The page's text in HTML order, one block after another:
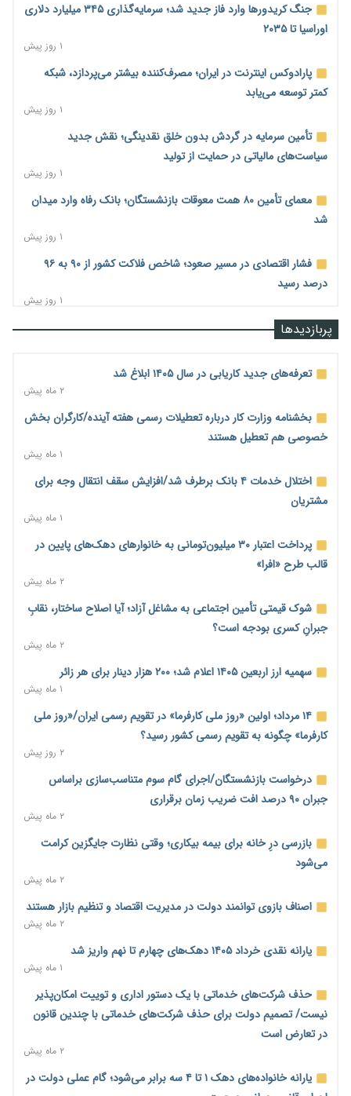
جنگ کریدورها وارد فاز جدید شد؛ سرمایه‌گذاری ۳۴۵ میلیارد دلاری
اوراسیا تا ۲۰۳۵
۱ روز پیش
پارادوکس اینترنت در ایران؛ مصرف‌کننده بیشتر می‌پردازد، شبکه
کمتر توسعه می‌یابد
۱ روز پیش
تأمین سرمایه در گردش بدون خلق نقدینگی؛ نقش جدید
سیاست‌های مالیاتی در حمایت از تولید
۱ روز پیش
معمای تأمین ۸۰ همت معوقات بازنشستگان؛ بانک رفاه وارد میدان
شد
۱ روز پیش
فشار اقتصادی در مسیر صعود؛ شاخص فلاکت کشور از ۹۰ به ۹۶
درصد رسید
۱ روز پیش
رشد ۷۵ هزار میلیاردی بازار خرید اعتباری؛ فین‌تک‌ها وارد میدان
آغاز اجرای پایلوت «ردا کارت» برای دانشجویان تحصیلات تکمیلی
۱ روز پیش
محدودیت تازه برای شبکه بانکی؛ افزایش سپرده قانونی با هدف
کنترل تورم
۱ روز پیش
ترمز تولید خودرو کشیده شد؛ افت ۲۵ درصدی تیراژ ایران‌خودرو،
سایپا و پارس‌خودرو
۱ روز پیش
بنگاه‌داری بانک‌ها؛ مانع بزرگ خانه‌دار شدن مستأجران
نماینده مجلس: توسعه مرزهای زمینی به راهبرد تأمین کالاهای
اساسی تبدیل شود
۱ روز پیش
خانه کارگر قزوین: شکاف دستمزد و هزینه معیشت هر روز عمیق‌تر
می‌شود
۱ روز پیش
رئیس سازمان امور مالیاتی: بلاگرهای پردرآمد مشمول پرداخت
مالیات هستند
۱ روز پیش
پیش‌بینی افزایش تولید برنج؛ نیاز وارداتی کشور به ۵۰۰ هزار تن
کاهش می‌یابد
۱ روز پیش
امضای تفاهم‌نامه تجاری ایران و پاکستان؛ هدف‌گذاری تجارت ۱۰
اختیارات جدید گمرکات برای تمدید ورود موقت کالا و خودرو تا
پایان شهریور ابلاغ شد
۱ روز پیش
پربازدیدها
تعرفه‌های جدید کاریابی در سال ۱۴۰۵ ابلاغ شد
۲ ماه پیش
بخشنامه وزارت کار درباره تعطیلات رسمی هفته آینده/کارگران بخش
خصوصی هم تعطیل هستند
۱ ماه پیش
اختلال خدمات ۴ بانک برطرف شد/افزایش سقف انتقال وجه برای
مشتریان
۱ ماه پیش
پرداخت اعتبار ۳۰ میلیون‌تومانی به خانوارهای دهک‌های پایین در
قالب طرح «افرا»
۲ ماه پیش
شوک قیمتی تأمین اجتماعی به مشاغل آزاد؛ آیا اصلاح ساختار، نقابِ
جبرانِ کسری بودجه است؟
۲ ماه پیش
سهمیه ارز اربعین ۱۴۰۵ اعلام شد؛ ۲۰۰ هزار دینار برای هر زائر
۱ ماه پیش
۱۴ مرداد؛ اولین «روز ملی کارفرما» در تقویم رسمی ایران/«روز ملی
کارفرما» چگونه به تقویم رسمی کشور رسید؟
۲ روز پیش
درخواست بازنشستگان/اجرای گام سوم متناسب‌سازی براساس
جبران ۹۰ درصد افت ضریب زمان برقراری
۲ ماه پیش
بازرسی درِ خانه برای بیمه بیکاری؛ وقتی نظارت جایگزین کرامت
می‌شود
۲ ماه پیش
اصناف بازوی توانمند دولت در مدیریت اقتصاد و تنظیم بازار هستند
۲ ماه پیش
یارانه نقدی خرداد ۱۴۰۵ دهک‌های چهارم تا نهم واریز شد
۱ ماه پیش
حذف شرکت‌های خدماتی با یک دستور اداری و توییت امکان‌پذیر
نیست/ تصمیم دولت برای حذف شرکت‌های خدماتی با چندین قانون
در تعارض است
۲ ماه پیش
یارانه خانواده‌های دهک ۱ تا ۴ سه برابر می‌شود؛ گام عملی دولت در